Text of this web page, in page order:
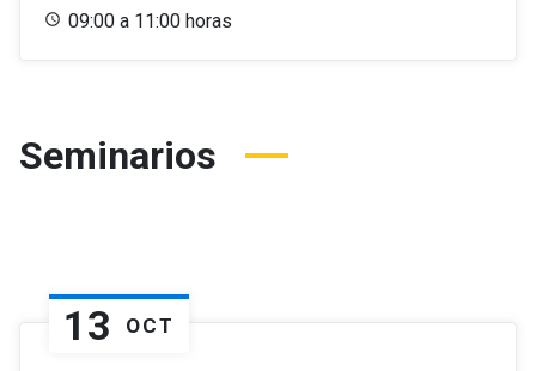
09:00 a 11:00 horas
Seminarios
13 OCT